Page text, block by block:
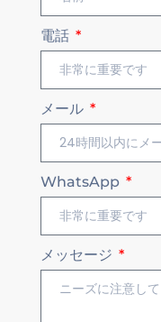
電話
メール
WhatsApp
メッセージ